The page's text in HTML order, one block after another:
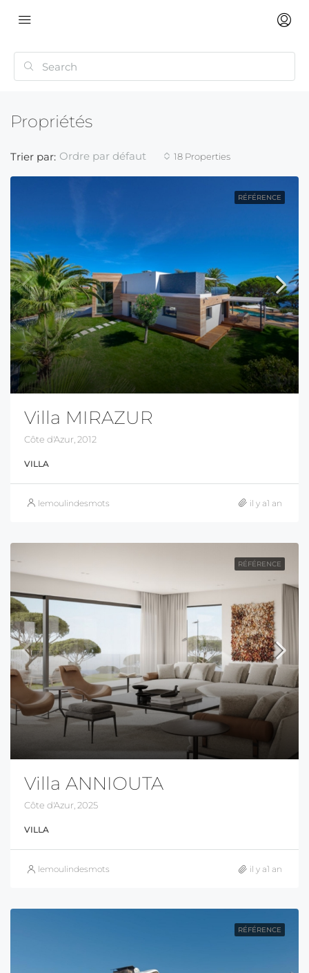
Propriétés
18 Properties
Trier par: Ordre par défaut
RÉFÉRENCE
Villa MIRAZUR
Côte d'Azur, 2012
VILLA
lemoulindesmots il y a1 an
RÉFÉRENCE
Villa ANNIOUTA
Côte d'Azur, 2025
VILLA
lemoulindesmots il y a1 an
RÉFÉRENCE